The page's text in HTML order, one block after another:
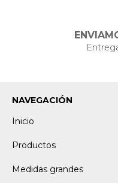
NAVEGACIÓN
Inicio
Productos
Medidas grandes